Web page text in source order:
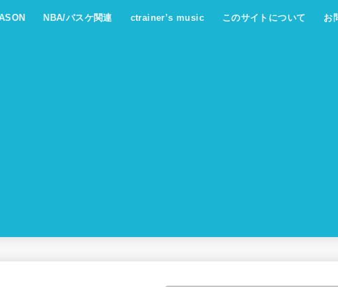
NBA/バスケ関連 ctrainer’s music このサイトについて お